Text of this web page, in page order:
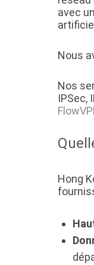
avec
Nous
Nos
IPSec,
Hong